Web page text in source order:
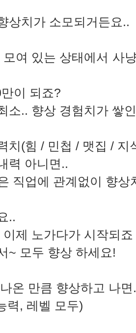
상치가 소모되거든요..
모여 있는 상태에서 사
이 되죠?
소.. 향상 경험치가 쌓
치(힘 / 민첩 / 맷집 / 지
력 아니면..
직업에 관계없이 향상
..
제 노가다가 시작되죠
~ 모두 향상 하세요!
온 만큼 향상하고 나면
력, 레벨 모두)